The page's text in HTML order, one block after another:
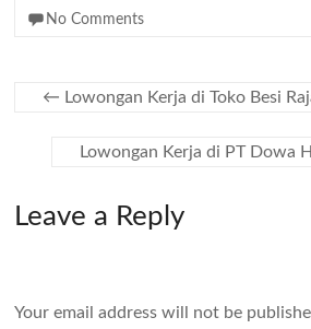
No Comments
← Lowongan Kerja di Toko Besi
Lowongan Kerja di PT Dowa
Leave a Reply
Your email address will not be